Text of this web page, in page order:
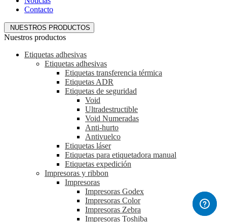
Contacto
NUESTROS PRODUCTOS
Nuestros productos
Etiquetas adhesivas
Etiquetas adhesivas
Etiquetas transferencia térmica
Etiquetas ADR
Etiquetas de seguridad
Void
Ultradestructible
Void Numeradas
Anti-hurto
Antivuelco
Etiquetas láser
Etiquetas para etiquetadora manual
Etiquetas expedición
Impresoras y ribbon
Impresoras
Impresoras Godex
Impresoras Color
Impresoras Zebra
Impresoras Toshiba